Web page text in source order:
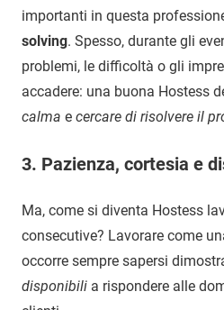
importanti in questa
solving. Spesso, durante gli
problemi, le difficoltà o gli
accadere: una buona Hostess
calma e cercare di risolvere il
3. Pazienza, cortesia e
Ma, come si diventa Hostess
consecutive? Lavorare come
occorre sempre sapersi
disponibili a rispondere alle